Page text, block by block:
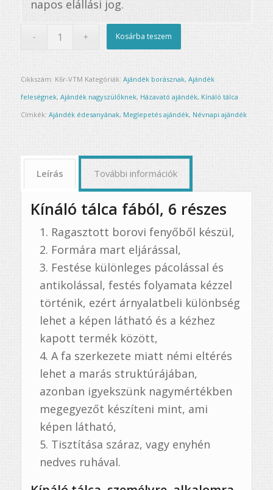
napos elállási jog.
Kosárba teszem
Cikkszám: K6r-VTM Kategóriák: Ajándék borásznak, Ajándék
feleségnek, Ajándék nagyszülőknek, Házavató ajándék, Kínáló tálca
Címkék: Ajándék édesanyának, Meglepetés ajándék, Névnapi ajándék
Leírás További információk
Kínáló tálca fából, 6 részes
Ragasztott borovi fenyőből készül,
Formára mart eljárással,
Festése különleges pácolással és
antikolással, festés folyamata kézzel
történik, ezért árnyalatbeli különbség
lehet a képen látható és a kézhez
kapott termék között,
A fa szerkezete miatt némi eltérés
lehet a marás struktúrájában,
azonban igyekszünk nagymértékben
megegyezőt készíteni mint, ami
képen látható,
Tisztítása száraz, vagy enyhén
nedves ruhával.